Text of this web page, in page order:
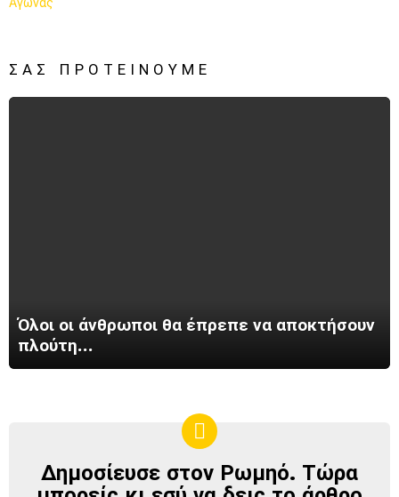
ΣΑΣ ΠΡΟΤΕΊΝΟΥΜΕ
Όλοι οι άνθρωποι θα έπρεπε να αποκτήσουν
πλούτη…
ΔΗΜΟΣΊΕΥΣΕ
ΣΤΟΝ
Δημοσίευσε στον Ρωμηό. Τώρα